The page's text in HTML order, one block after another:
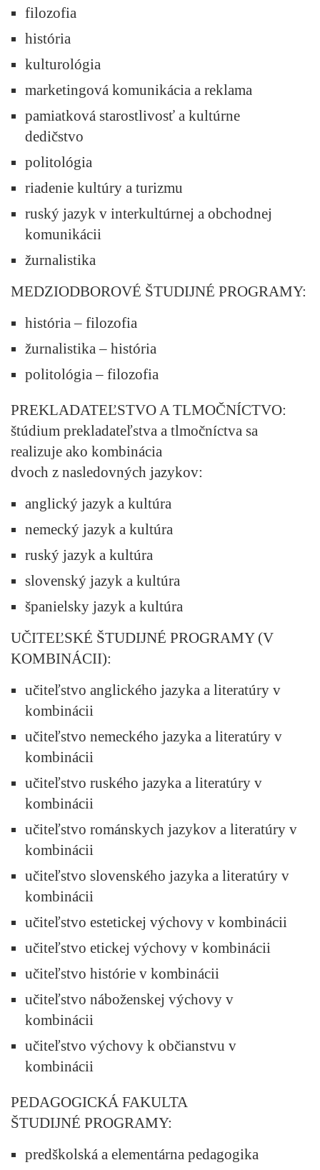
filozofia
história
kulturológia
marketingová komunikácia a reklama
pamiatková starostlivosť a kultúrne
dedičstvo
politológia
riadenie kultúry a turizmu
ruský jazyk v interkultúrnej a obchodnej
komunikácii
žurnalistika
MEDZIODBOROVÉ ŠTUDIJNÉ PROGRAMY:
história – filozofia
žurnalistika – história
politológia – filozofia
PREKLADATEĽSTVO A TLMOČNÍCTVO:
štúdium prekladateľstva a tlmočníctva sa
realizuje ako kombinácia
dvoch z nasledovných jazykov:
anglický jazyk a kultúra
nemecký jazyk a kultúra
ruský jazyk a kultúra
slovenský jazyk a kultúra
španielsky jazyk a kultúra
UČITEĽSKÉ ŠTUDIJNÉ PROGRAMY (V
KOMBINÁCII):
učiteľstvo anglického jazyka a literatúry v
kombinácii
učiteľstvo nemeckého jazyka a literatúry v
kombinácii
učiteľstvo ruského jazyka a literatúry v
kombinácii
učiteľstvo románskych jazykov a literatúry v
kombinácii
učiteľstvo slovenského jazyka a literatúry v
kombinácii
učiteľstvo estetickej výchovy v kombinácii
učiteľstvo etickej výchovy v kombinácii
učiteľstvo histórie v kombinácii
učiteľstvo náboženskej výchovy v
kombinácii
učiteľstvo výchovy k občianstvu v
kombinácii
PEDAGOGICKÁ FAKULTA
ŠTUDIJNÉ PROGRAMY:
predškolská a elementárna pedagogika